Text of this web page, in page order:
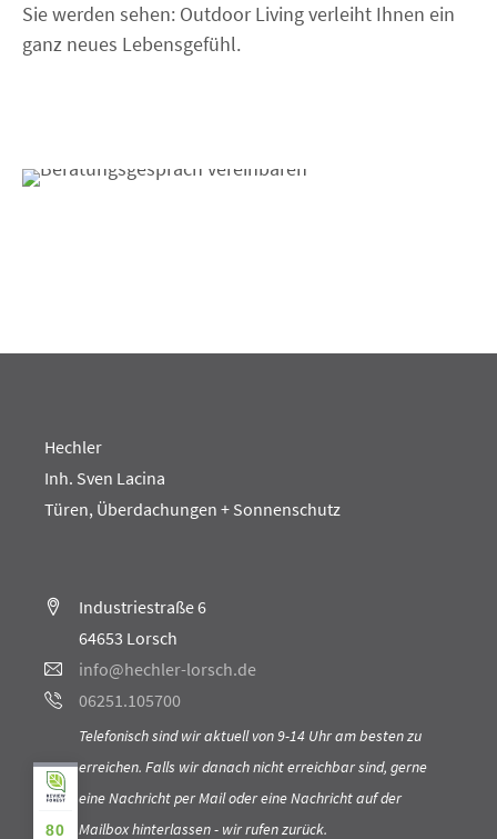
Sie werden sehen: Outdoor Living verleiht Ihnen ein
ganz neues Lebensgefühl.
Hechler
Inh. Sven Lacina
Türen, Überdachungen + Sonnenschutz
Industriestraße 6
64653 Lorsch
info@hechler-lorsch.de
06251.105700
Telefonisch sind wir aktuell von 9-14 Uhr am besten zu
erreichen. Falls wir danach nicht erreichbar sind, gerne
eine Nachricht per Mail oder eine Nachricht auf der
Mailbox hinterlassen - wir rufen zurück.
80